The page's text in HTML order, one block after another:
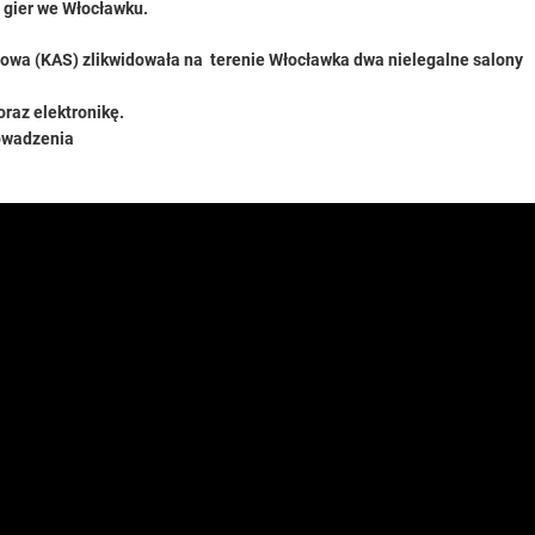
we Włocławku.
(KAS) zlikwidowała na terenie Włocławka dwa nielegalne salony
elektronikę.